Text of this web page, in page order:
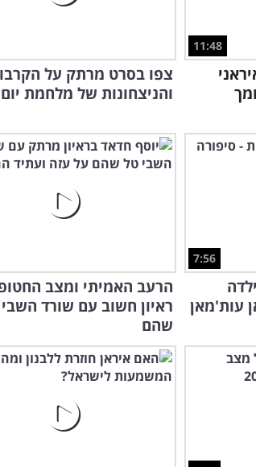
11:48
צפו בסרט מרתק על
והניצחונות של מלחמת
7:56
עות'מאן
הרעב האמיתי ומצב
ראיון חשוב עם שורד
שהם